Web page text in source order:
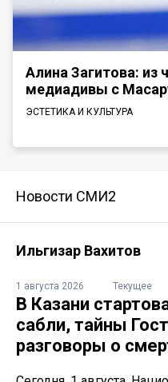
Алина Загитова: из
медиадивы с
ЭСТЕТИКА И КУЛЬТУРА
Новости СМИ2
Ильгизар Вахитов
1 августа 2026 Текущее
В Казани
сабли, тайны
разговоры о